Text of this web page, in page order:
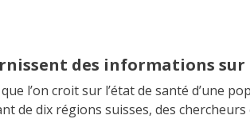
des informations
l’on croit sur l’état de santé d’une
de dix régions suisses, des chercheurs